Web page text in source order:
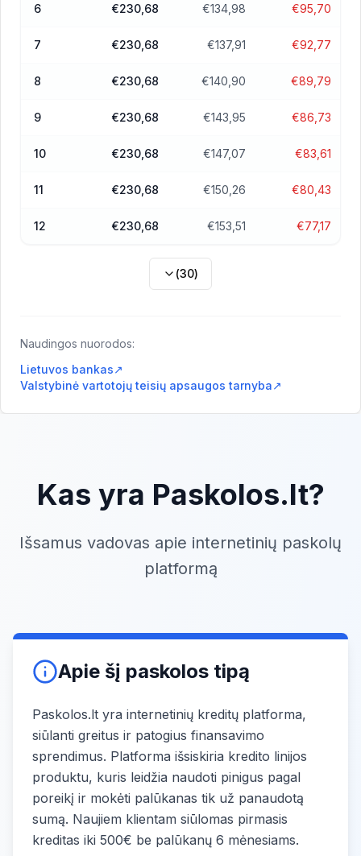
6 €230,68 €134,98 €95,70
7 €230,68 €137,91 €92,77
8 €230,68 €140,90 €89,79
9 €230,68 €143,95 €86,73
10 €230,68 €147,07 €83,61
11 €230,68 €150,26 €80,43
12 €230,68 €153,51 €77,17
(30)
Naudingos nuorodos:
Lietuvos bankas↗
Valstybinė vartotojų teisių apsaugos tarnyba↗
Kas yra Paskolos.lt?
Išsamus vadovas apie internetinių paskolų
platformą
Apie šį paskolos tipą
Paskolos.lt yra internetinių kreditų platforma,
siūlanti greitus ir patogius finansavimo
sprendimus. Platforma išsiskiria kredito linijos
produktu, kuris leidžia naudoti pinigus pagal
poreikį ir mokėti palūkanas tik už panaudotą
sumą. Naujiem klientam siūlomas pirmasis
kreditas iki 500€ be palūkanų 6 mėnesiams.